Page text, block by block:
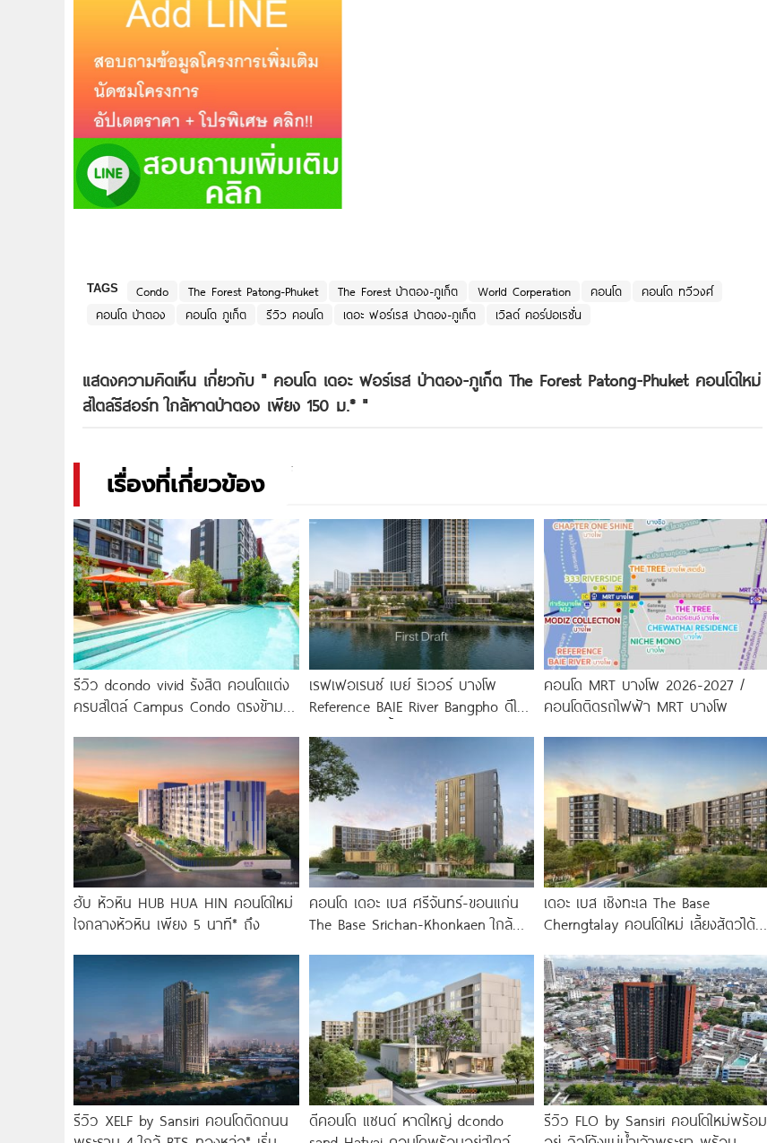
TAGS Condo The Forest Patong-Phuket The Forest ป่าตอง-ภูเก็ต World Corperation คอนโด
คอนโด ทวีวงศ์
คอนโด ป่าตอง
คอนโด ภูเก็ต รีวิว คอนโด เดอะ ฟอร์เรส ป่าตอง-ภูเก็ต เวิลด์ คอร์ปอเรชั่น
แสดงความคิดเห็น เกี่ยวกับ " คอนโด เดอะ ฟอร์เรส ป่าตอง-ภูเก็ต The Forest Patong-Phuket คอนโดใหม่
สไตล์รีสอร์ท ใกล้หาดป่าตอง เพียง 150 ม.*"
เรื่องที่เกี่ยวข้อง
รีวิว dcondo vivid รังสิต คอนโดแต่ง
ครบสไตล์ Campus Condo ตรงข้าม
เรฟเฟอเรนซ์ เบย์ ริเวอร์ บางโพ
Reference BAIE River Bangpho ดีไซน์
คอนโด MRT บางโพ 2026-2027 /
คอนโดติดรถไฟฟ้า MRT บางโพ
ฮับ หัวหิน HUB HUA HIN คอนโดใหม่
ใจกลางหัวหิน เพียง 5 นาที* ถึง
คอนโด เดอะ เบส ศรีจันทร์-ขอนแก่น
The Base Srichan-Khonkaen ใกล้
เดอะ เบส เชิงทะเล The Base
Cherngtalay คอนโดใหม่ เลี้ยงสัตว์ได้
รีวิว XELF by Sansiri คอนโดติดถนน
ดีคอนโด แซนด์ หาดใหญ่ dcondo
รีวิว FLO by Sansiri คอนโดใหม่พร้อม